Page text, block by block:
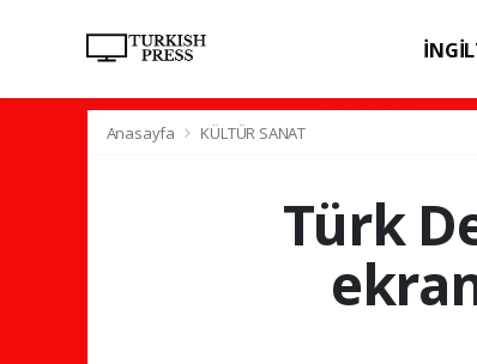
Anasayfa KÜLTÜR SANAT
Türk